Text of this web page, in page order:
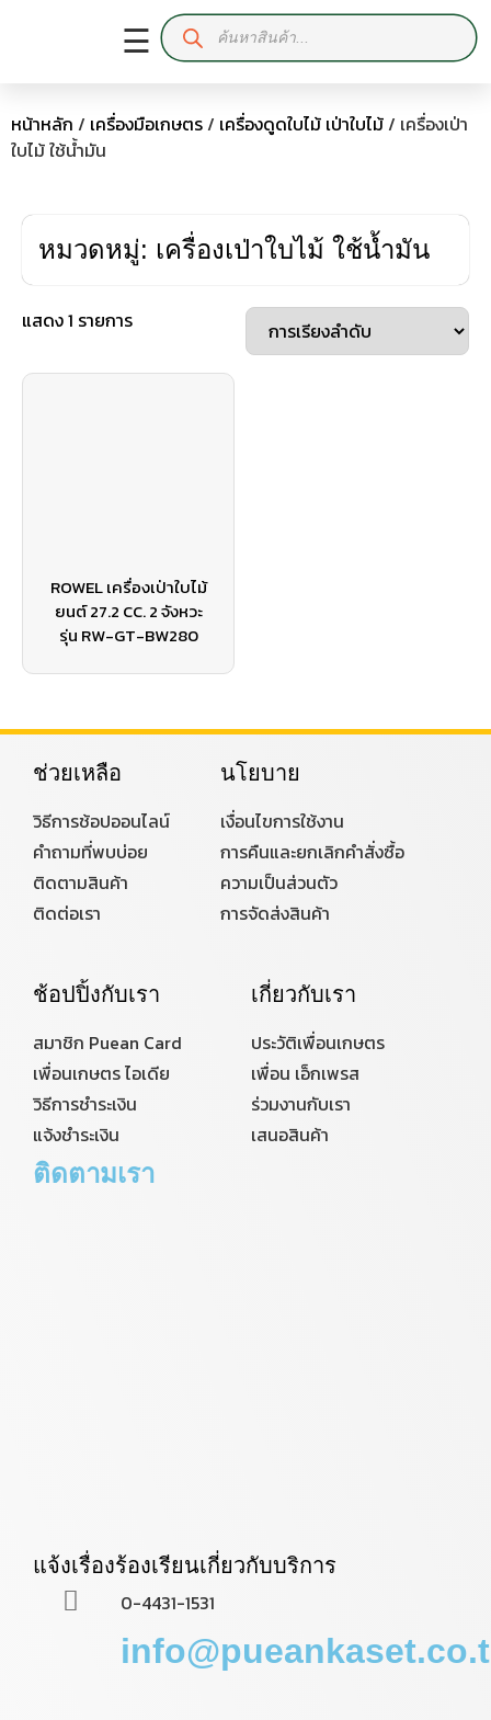
☰
หน้าหลัก / เครื่องมือเกษตร/ เครื่องดูดใบไม้ เป่าใบไม้/ เครื่องเป่า
ใบไม้ ใช้น้ำมัน
หมวดหมู่: เครื่องเป่าใบไม้ ใช้น้ำมัน
แสดง 1 รายการ
ROWEL เครื่องเป่าใบไม้
ยนต์ 27.2 CC. 2 จังหวะ
รุ่น RW-GT-BW280
ช่วยเหลือ
วิธีการช้อปออนไลน์
คำถามที่พบบ่อย
ติดตามสินค้า
ติดต่อเรา
นโยบาย
เงื่อนไขการใช้งาน
การคืนและยกเลิกคำสั่งซื้อ
ความเป็นส่วนตัว
การจัดส่งสินค้า
ช้อปปิ้งกับเรา
สมาชิก Puean Card
เพื่อนเกษตร ไอเดีย
วิธีการชำระเงิน
แจ้งชำระเงิน
เกี่ยวกับเรา
ประวัติเพื่อนเกษตร
เพื่อน เอ็กเพรส
ร่วมงานกับเรา
เสนอสินค้า
ติดตามเรา
แจ้งเรื่องร้องเรียนเกี่ยวกับบริการ
0-4431-1531